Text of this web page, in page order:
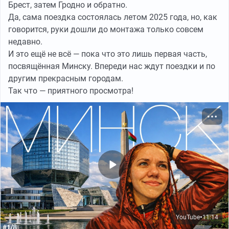
ковыряния по камням и кореньям добавился
болотный хайкинг в поисках пригодной для палатки
поляны.
Брест, затем Гродно и обратно.
Да, сама поездка состоялась летом 2025 года, но, как
говорится, руки дошли до монтажа только совсем
недавно.
И это ещё не всё — пока что это лишь первая часть,
посвящённая Минску. Впереди нас ждут поездки и по
другим прекрасным городам.
Так что — приятного просмотра!
YouTube●11:14